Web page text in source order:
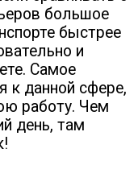
большое
быстрее
и
Самое
к данной сфере,
работу. Чем
день, там